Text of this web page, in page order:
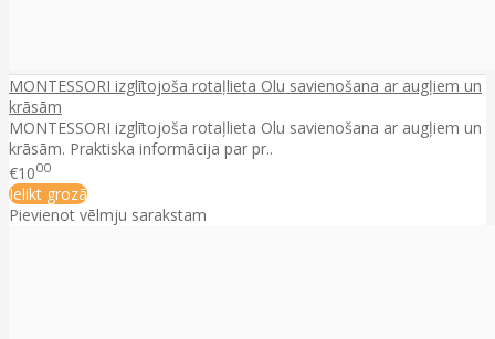
MONTESSORI izglītojoša rotaļlieta Olu savienošana ar augļiem un
krāsām
MONTESSORI izglītojoša rotaļlieta Olu savienošana ar augļiem un
krāsām. Praktiska informācija par pr..
€1000
Ielikt grozā
Pievienot vēlmju sarakstam